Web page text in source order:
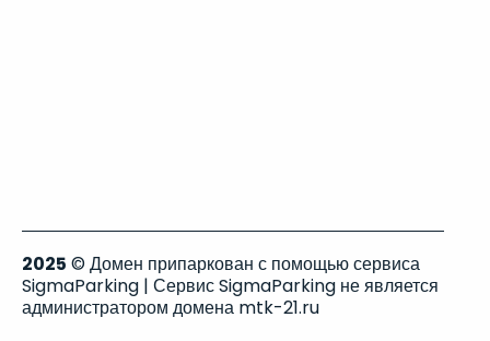
2025 © Домен припаркован с помощью сервиса
SigmaParking | Сервис SigmaParking не является
администратором домена mtk-21.ru